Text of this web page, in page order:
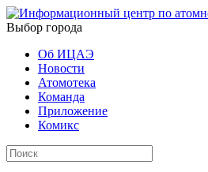
Выбор города
Об ИЦАЭ
Новости
Атомотека
Команда
Приложение
Комикс